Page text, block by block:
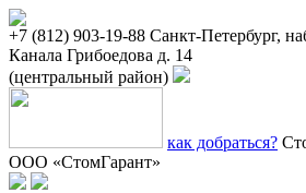
+7 (812) 903-19-88 Санкт-Петербург,
Канала Грибоедова д. 14
(центральный район)
как добраться?
ООО «СтомГарант»